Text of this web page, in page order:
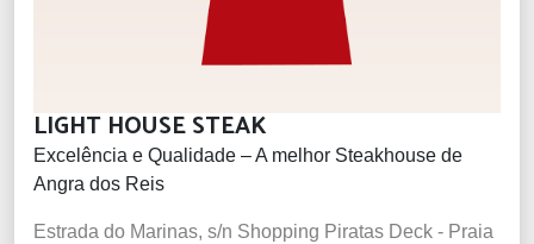
LIGHT HOUSE STEAK
Excelência e Qualidade – A melhor Steakhouse de
Angra dos Reis
Estrada do Marinas, s/n Shopping Piratas Deck - Praia